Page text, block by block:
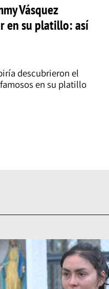
Vásquez
en su platillo: así
descubrieron el
en su platillo